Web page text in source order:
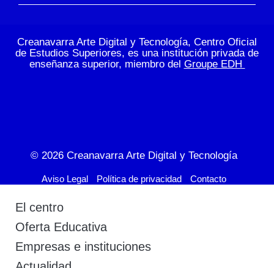
Creanavarra Arte Digital y Tecnología, Centro Oficial
de Estudios Superiores, es una institución privada de
enseñanza superior, miembro del Groupe EDH
© 2026 Creanavarra Arte Digital y Tecnología
Aviso Legal Política de privacidad Contacto
El centro
Oferta Educativa
Empresas e instituciones